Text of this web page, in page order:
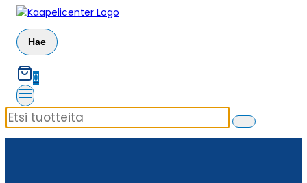
Siirry
sisältöön
Hae
0